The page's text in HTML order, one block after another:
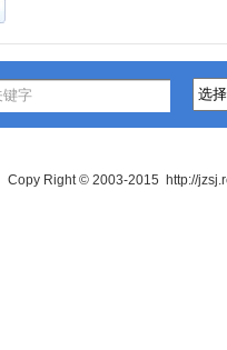
Copy Right © 2003-2015 http://